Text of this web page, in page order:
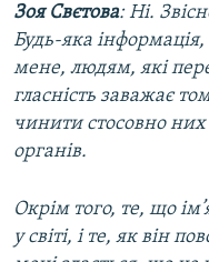
Зоя Свєтова: Ні.
Будь-яка інформація,
мене, людям, які
гласність заважає
чинити стосовно
органів.
Окрім того, те, що
у світі, і те, як він